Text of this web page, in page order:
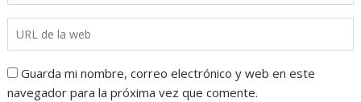
Guarda mi nombre, correo electrónico y web en este
navegador para la próxima vez que comente.